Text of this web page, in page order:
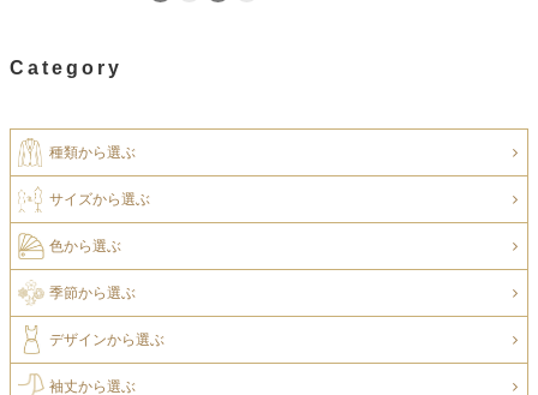
Category
種類から選ぶ
サイズから選ぶ
色から選ぶ
季節から選ぶ
デザインから選ぶ
袖丈から選ぶ